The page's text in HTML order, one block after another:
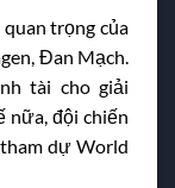
trọng của
Đan Mạch.
tài cho giải
nữa, đội chiến
dự World